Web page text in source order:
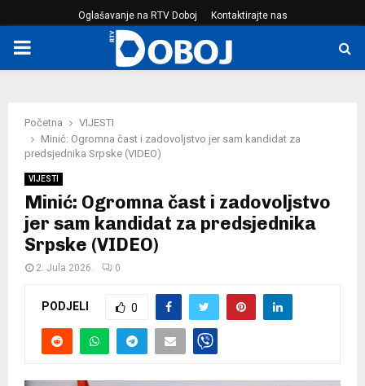
Oglašavanje na RTV Doboj Kontaktirajte nas
PRIMARY
Početna
VIJESTI
Minić: Ogromna čast i zadovoljstvo jer sam kandidat za
predsjednika Srpske (VIDEO)
VIJESTI
Minić: Ogromna čast i zadovoljstvo
jer sam kandidat za predsjednika
Srpske (VIDEO)
2. Jula 2026. 0
PODJELI 0